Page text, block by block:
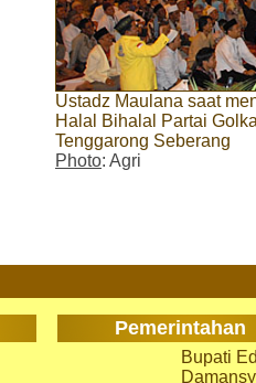
Ustadz Maulana saat
Halal Bihalal Partai
Tenggarong Seberang
Photo: Agri
Pemerintahan
Bupati